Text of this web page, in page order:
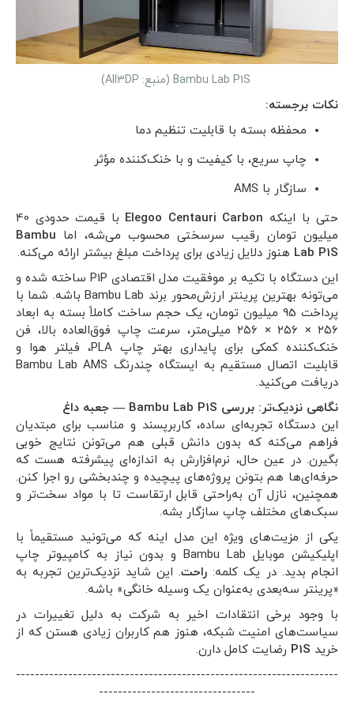
نکات برجسته:
محفظه بسته با قابلیت تنظیم دما
چاپ سریع، با کیفیت و با خنک‌کننده مؤثر
سازگار با AMS
حتی با اینکه Elegoo Centauri Carbon
با قیمت حدودی 40
میلیون تومان رقیب سرسختی محسوب می‌شه، اما Bambu
Lab P1S هنوز دلایل زیادی برای پرداخت مبلغ بیشتر ارائه می‌کنه.
این دستگاه با تکیه بر موفقیت مدل اقتصادی P1P ساخته شده و
می‌تونه بهترین پرینتر ارزش‌محور برند Bambu Lab باشه. شما با
پرداخت 95 میلیون تومان، یک حجم ساخت کاملاً بسته به ابعاد
۲۵۶ × ۲۵۶ × ۲۵۶ میلی‌متر، سرعت چاپ فوق‌العاده بالا، فن
خنک‌کننده کمکی برای پایداری بهتر چاپ PLA، فیلتر هوا و
قابلیت اتصال مستقیم به ایستگاه چندرنگ Bambu Lab AMS
دریافت می‌کنید.
نگاهی نزدیک‌تر: بررسی Bambu Lab P1S — جعبه داغ
این دستگاه تجربه‌ای ساده، کاربرپسند و مناسب برای مبتدیان
فراهم می‌کنه که بدون دانش قبلی هم می‌تونن نتایج خوبی
بگیرن. در عین حال، نرم‌افزارش به اندازه‌ای پیشرفته هست که
حرفه‌ای‌ها هم بتونن پروژه‌های پیچیده و چندبخشی رو اجرا کنن.
همچنین، نازل آن به‌راحتی قابل ارتقاست تا با مواد سخت‌تر و
سبک‌های مختلف چاپ سازگار بشه.
یکی از مزیت‌های ویژه این مدل اینه که می‌تونید مستقیماً با
اپلیکیشن موبایل Bambu Lab و بدون نیاز به کامپیوتر چاپ
انجام بدید. در یک کلمه: راحت. این شاید نزدیک‌ترین تجربه به
«پرینتر سه‌بعدی به‌عنوان یک وسیله خانگی» باشه.
با وجود برخی انتقادات اخیر به شرکت به دلیل تغییرات در
سیاست‌های امنیت شبکه، هنوز هم کاربران زیادی هستن که از
خرید P1S رضایت کامل دارن.
--------------------------------------------------------------------
---------------------------------